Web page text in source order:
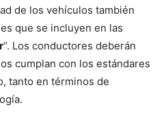
de los vehículos también
que se incluyen en las
“. Los conductores deberán
cumplan con los estándares
tanto en términos de